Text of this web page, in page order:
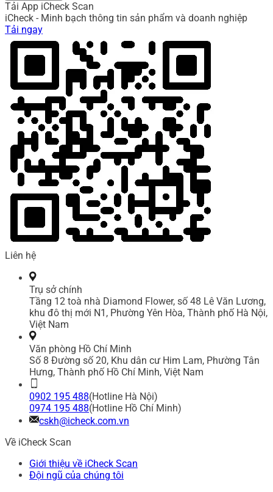
Tải App iCheck Scan
iCheck - Minh bạch thông tin sản phẩm và doanh nghiệp
Tải ngay
Liên hệ
Trụ sở chính
Tầng 12 toà nhà Diamond Flower, số 48 Lê Văn Lương,
khu đô thị mới N1, Phường Yên Hòa, Thành phố Hà Nội,
Việt Nam
Văn phòng Hồ Chí Minh
Số 8 Đường số 20, Khu dân cư Him Lam, Phường Tân
Hưng, Thành phố Hồ Chí Minh, Việt Nam
0902 195 488(Hotline Hà Nội)
0974 195 488(Hotline Hồ Chí Minh)
cskh@icheck.com.vn
Về iCheck Scan
Giới thiệu về iCheck Scan
Đội ngũ của chúng tôi